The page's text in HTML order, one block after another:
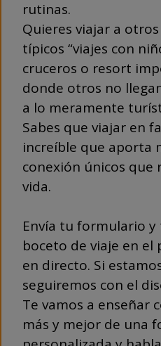
rutinas.
Quieres viajar a
típicos “viajes con
cruceros o resort
donde otros no
a lo meramente
Sabes que viajar en
increíble que aporta
conexión únicos que
vida.
Envía tu formulario
boceto de viaje en el
en directo. Si
seguiremos con el
Te vamos a enseñar
más y mejor de una